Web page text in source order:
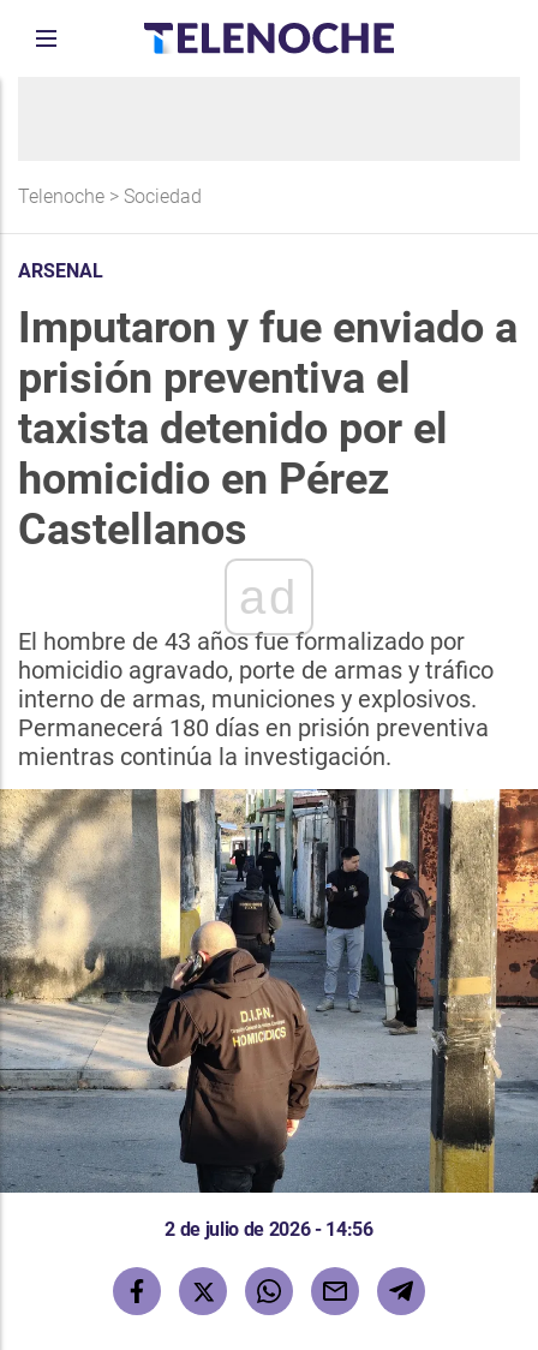
Telenoche > Sociedad
ARSENAL
Imputaron y fue enviado a
prisión preventiva el
taxista detenido por el
homicidio en Pérez
Castellanos
ad
El hombre de 43 años fue formalizado por
homicidio agravado, porte de armas y tráfico
interno de armas, municiones y explosivos.
Permanecerá 180 días en prisión preventiva
mientras continúa la investigación.
2 de julio de 2026 - 14:56